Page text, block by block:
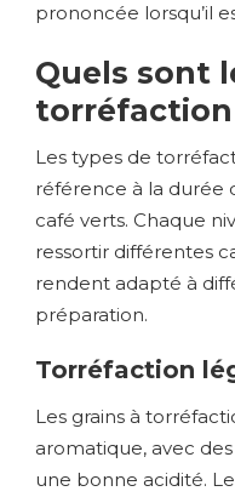
prononcée lorsqu’il
Quels sont
torréfaction
Les types de
référence à la durée
café verts. Chaque
ressortir différentes
rendent adapté à
préparation.
Torréfaction
Les grains à
aromatique, avec
une bonne acidité.